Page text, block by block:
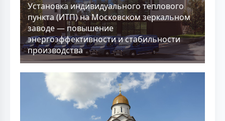
Установка индивидуального теплового
пункта (ИТП) на Московском зеркальном
заводе — повышение
энергоэффективности и стабильности
производства